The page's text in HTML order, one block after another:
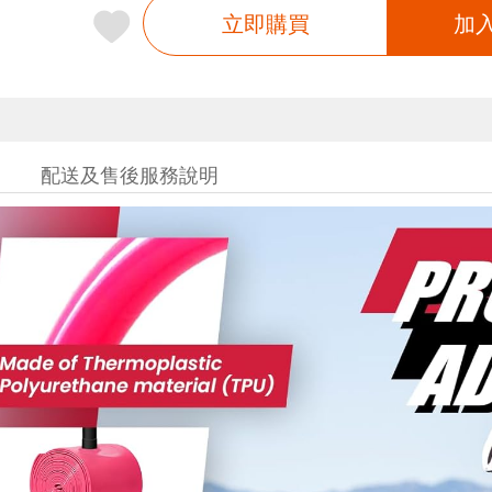
立即購買 加
配送及售後服務說明